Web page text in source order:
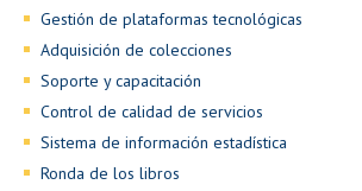
Gestión de plataformas tecnológicas
Adquisición de colecciones
Soporte y capacitación
Control de calidad de servicios
Sistema de información estadística
Ronda de los libros